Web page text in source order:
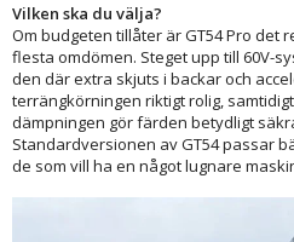
Vilken ska du välja?
Om budgeten tillåter är GT54 Pro det
flesta omdömen. Steget upp till 60V-
den där extra skjuts i backar och
terrängkörningen riktigt rolig,
dämpningen gör färden betydligt
Standardversionen av GT54 passar
de som vill ha en något lugnare